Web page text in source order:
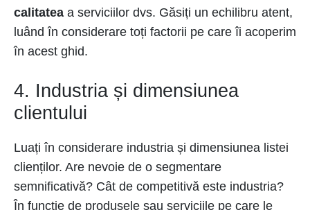
calitatea a serviciilor dvs. Găsiți un echilibru atent,
luând în considerare toți factorii pe care îi acoperim
în acest ghid.
4. Industria și dimensiunea
clientului
Luați în considerare industria și dimensiunea listei
clienților. Are nevoie de o segmentare
semnificativă? Cât de competitivă este industria?
În funcție de produsele sau serviciile pe care le